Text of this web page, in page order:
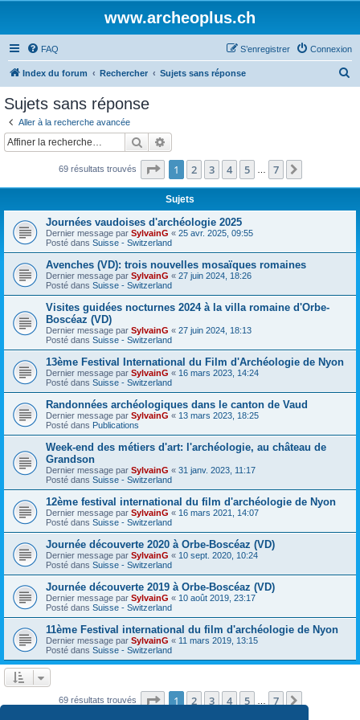
www.archeoplus.ch
FAQ Connexion
S’enregistrer
Index du forum Rechercher Sujets sans réponse
c
Sujets sans réponse
Aller à la recherche avancée
Rechercher
69 résultats trouvés Page 1sur7
1 2 3 4 5 7
Sujets
Journées vaudoises d'archéologie 2025
Dernier message par SylvainG « 25 avr. 2025, 09:55
Posté dans Suisse - Switzerland
Avenches (VD): trois nouvelles mosaïques romaines
Dernier message par SylvainG « 27 juin 2024, 18:26
Posté dans Suisse - Switzerland
Visites guidées nocturnes 2024 à la villa romaine d'Orbe-
Boscéaz (VD)
Dernier message par SylvainG « 27 juin 2024, 18:13
Posté dans Suisse - Switzerland
13ème Festival International du Film d'Archéologie de Nyon
Dernier message par SylvainG « 16 mars 2023, 14:24
Posté dans Suisse - Switzerland
Randonnées archéologiques dans le canton de Vaud
Dernier message par SylvainG « 13 mars 2023, 18:25
Posté dans Publications
Week-end des métiers d'art: l'archéologie, au château de
Grandson
Dernier message par SylvainG « 31 janv. 2023, 11:17
Posté dans Suisse - Switzerland
12ème festival international du film d'archéologie de Nyon
Dernier message par SylvainG « 16 mars 2021, 14:07
Posté dans Suisse - Switzerland
Journée découverte 2020 à Orbe-Boscéaz (VD)
Dernier message par SylvainG « 10 sept. 2020, 10:24
Posté dans Suisse - Switzerland
Journée découverte 2019 à Orbe-Boscéaz (VD)
Dernier message par SylvainG « 10 août 2019, 23:17
Posté dans Suisse - Switzerland
11ème Festival international du film d'archéologie de Nyon
Dernier message par SylvainG « 11 mars 2019, 13:15
Posté dans Suisse - Switzerland
69 résultats trouvés Page 1sur7
1 2 3 4 5 7